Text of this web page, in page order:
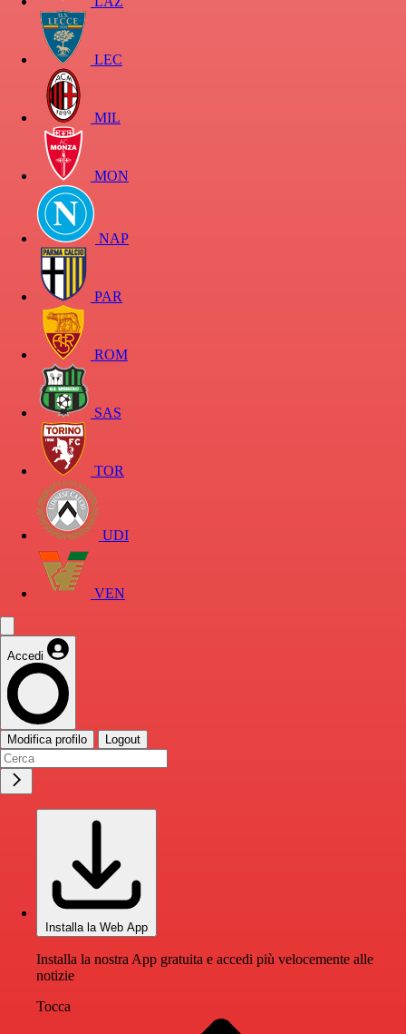
LEC
MIL
MON
NAP
PAR
ROM
SAS
TOR
UDI
VEN
Accedi
Modifica profilo Logout
Installa la Web App
Installa la nostra App gratuita e accedi più velocemente alle
notizie
Tocca